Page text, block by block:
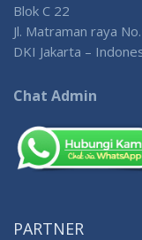
Blok C 22
Jl. Matraman raya
DKI Jakarta –
Chat Admin
PARTNER